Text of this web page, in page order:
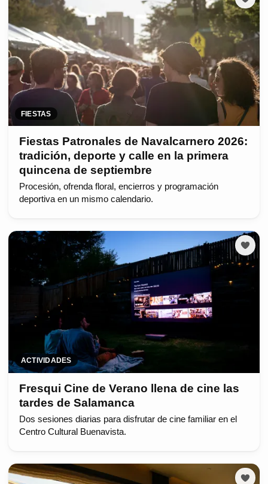
FIESTAS
Fiestas Patronales de Navalcarnero 2026:
tradición, deporte y calle en la primera
quincena de septiembre
Procesión, ofrenda floral, encierros y programación
deportiva en un mismo calendario.
ACTIVIDADES
Fresqui Cine de Verano llena de cine las
tardes de Salamanca
Dos sesiones diarias para disfrutar de cine familiar en el
Centro Cultural Buenavista.